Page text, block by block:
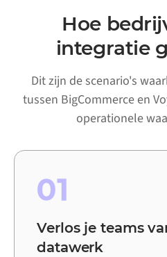
Hoe
integratie
Dit zijn de scenario's
tussen BigCommerce en
operationele
01
Verlos je teams
datawerk